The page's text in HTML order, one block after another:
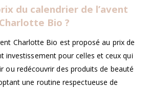
du calendrier de l’avent
Charlotte Bio ?
Charlotte Bio est proposé au prix de
investissement pour celles et ceux qui
ou redécouvrir des produits de beauté
une routine respectueuse de